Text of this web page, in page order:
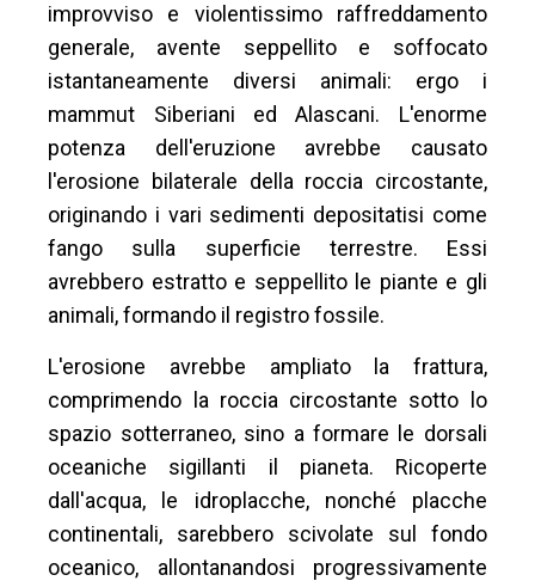
improvviso e violentissimo raffreddamento
generale, avente seppellito e soffocato
istantaneamente diversi animali: ergo i
mammut Siberiani ed Alascani. L'enorme
potenza dell'eruzione avrebbe causato
l'erosione bilaterale della roccia circostante,
originando i vari sedimenti depositatisi come
fango sulla superficie terrestre. Essi
avrebbero estratto e seppellito le piante e gli
animali, formando il registro fossile.
L'erosione avrebbe ampliato la frattura,
comprimendo la roccia circostante sotto lo
spazio sotterraneo, sino a formare le dorsali
oceaniche sigillanti il pianeta. Ricoperte
dall'acqua, le idroplacche, nonché placche
continentali, sarebbero scivolate sul fondo
oceanico, allontanandosi progressivamente